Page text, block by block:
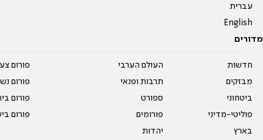
עברית
English
מדורים
חדשות
מבזקים
ביטחוני
פוליטי-מדיני
בארץ
העולם הערבי
תרבות ופנאי
ספורט
פורומים
יהדות
פורום
פורום
פורום
פורום